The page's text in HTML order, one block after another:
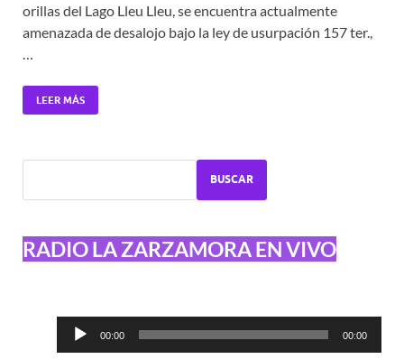
orillas del Lago Lleu Lleu, se encuentra actualmente
amenazada de desalojo bajo la ley de usurpación 157 ter.,
LEER MÁS
BUSCAR
RADIO LA ZARZAMORA EN VIVO
Reproductor
00:00 00:00